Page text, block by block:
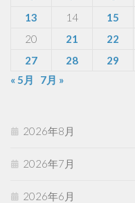
13
14 15
20
21 22
27
28 29
« 5月
7月 »
2026年8月
2026年7月
2026年6月